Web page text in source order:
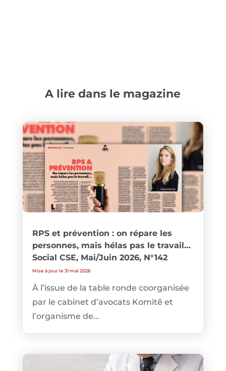
A lire dans le magazine
RPS et prévention : on répare les
personnes, mais hélas pas le travail…
Social CSE, Mai/Juin 2026, N°142
Mise à jour le 31 mai 2026
À l’issue de la table ronde coorganisée
par le cabinet d’avocats Komitê et
l’organisme de...